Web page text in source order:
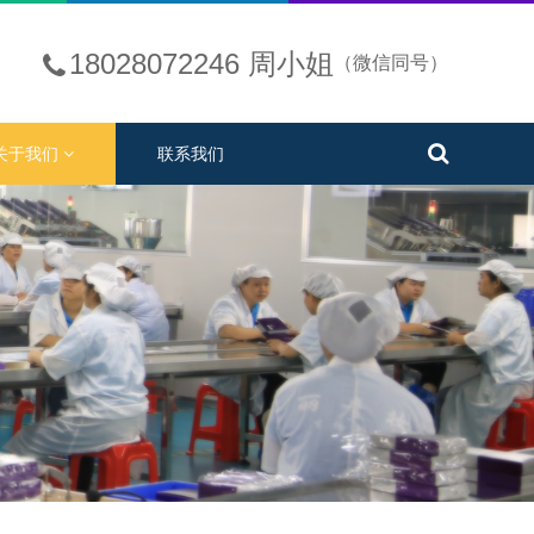
18028072246 周小姐 （微信同号）
于我们 联系我们